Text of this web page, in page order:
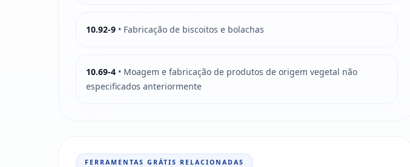
10.92-9 • Fabricação de biscoitos e bolachas
10.69-4 • Moagem e fabricação de produtos de origem vegetal não
especificados anteriormente
FERRAMENTAS GRÁTIS RELACIONADAS